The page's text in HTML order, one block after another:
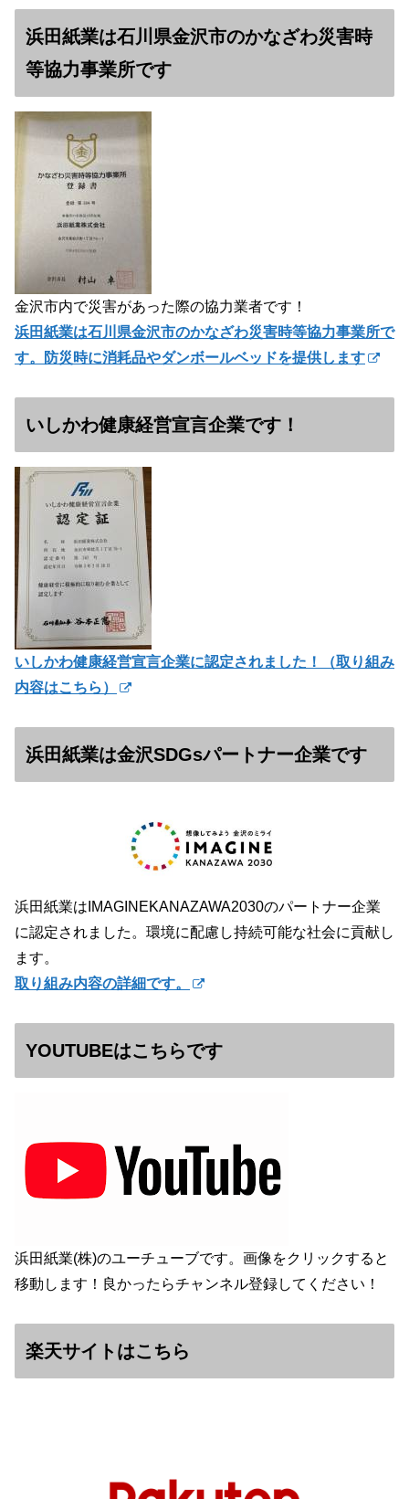
浜田紙業は石川県金沢市のかなざわ災害時
等協力事業所です
金沢市内で災害があった際の協力業者です！
浜田紙業は石川県金沢市のかなざわ災害時等協力事業所で
す。防災時に消耗品やダンボールベッドを提供します
いしかわ健康経営宣言企業です！
いしかわ健康経営宣言企業に認定されました！（取り組み
内容はこちら）
浜田紙業は金沢SDGsパートナー企業です
浜田紙業はIMAGINEKANAZAWA2030のパートナー企業
に認定されました。環境に配慮し持続可能な社会に貢献し
ます。
取り組み内容の詳細です。
YOUTUBEはこちらです
浜田紙業(株)のユーチューブです。画像をクリックすると
移動します！良かったらチャンネル登録してください！
楽天サイトはこちら